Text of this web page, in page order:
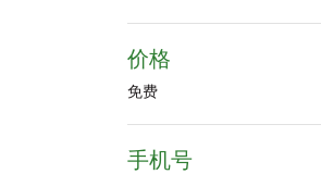
价格
免费
手机号